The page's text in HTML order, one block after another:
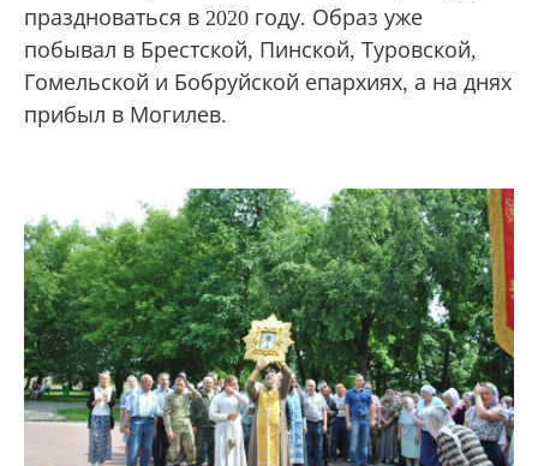
праздноваться в 2020 году. Образ уже
побывал в Брестской, Пинской, Туровской,
Гомельской и Бобруйской епархиях, а на днях
прибыл в Могилев.